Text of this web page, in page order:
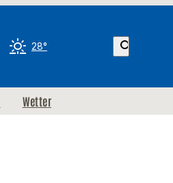
28° search
Wetter